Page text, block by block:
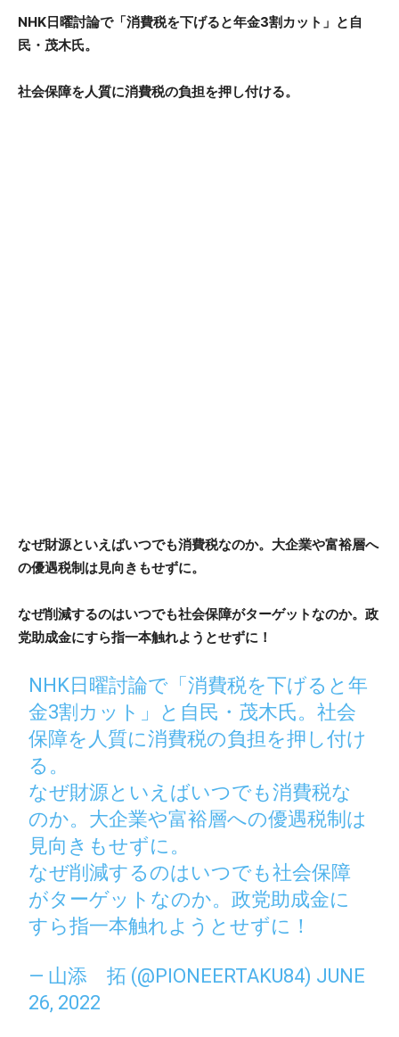
NHK日曜討論で「消費税を下げると年金3割カット」と自
民・茂木氏。
社会保障を人質に消費税の負担を押し付ける。
なぜ財源といえばいつでも消費税なのか。大企業や富裕層へ
の優遇税制は見向きもせずに。
なぜ削減するのはいつでも社会保障がターゲットなのか。政
党助成金にすら指一本触れようとせずに！
NHK日曜討論で「消費税を下げると年
金3割カット」と自民・茂木氏。社会
保障を人質に消費税の負担を押し付け
る。
なぜ財源といえばいつでも消費税な
のか。大企業や富裕層への優遇税制は
見向きもせずに。
なぜ削減するのはいつでも社会保障
がターゲットなのか。政党助成金に
すら指一本触れようとせずに！
— 山添 拓 (@PIONEERTAKU84) JUNE
26, 2022